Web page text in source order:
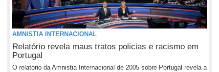
AMNISTIA INTERNACIONAL
Relatório revela maus tratos policias e racismo em
Portugal
O relatório da Amnistia Internacional de 2005 sobre Portugal revela a